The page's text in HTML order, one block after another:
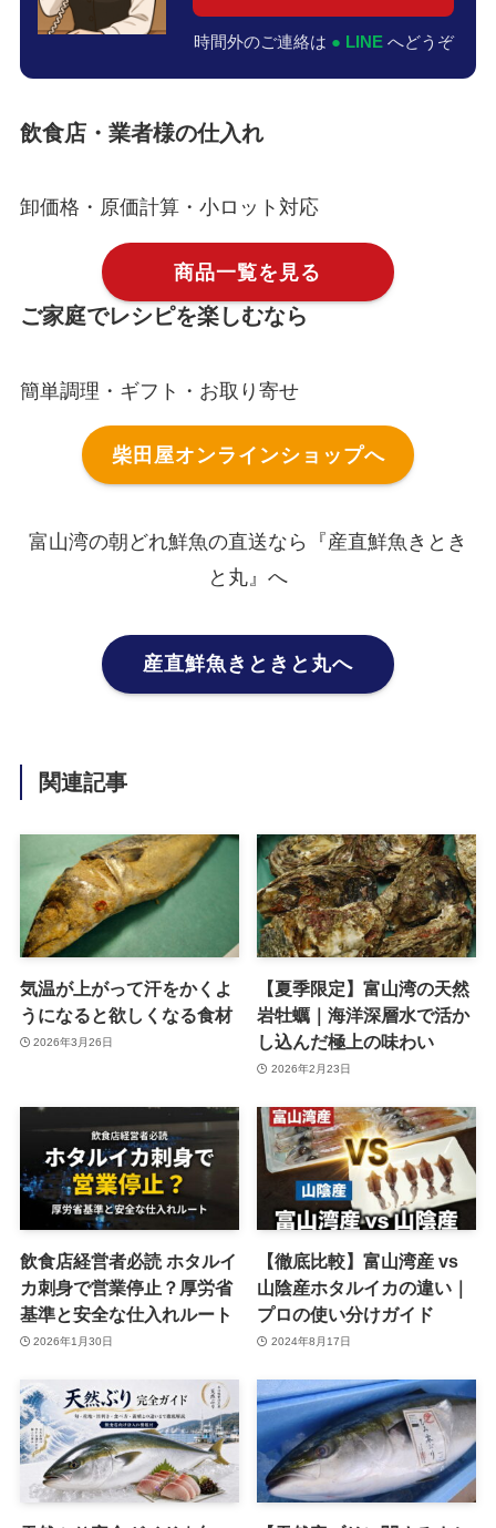
時間外のご連絡は ● LINE へどうぞ
飲食店・業者様の仕入れ
卸価格・原価計算・小ロット対応
商品一覧を見る
ご家庭でレシピを楽しむなら
簡単調理・ギフト・お取り寄せ
柴田屋オンラインショップへ
富山湾の朝どれ鮮魚の直送なら『産直鮮魚きとき
と丸』へ
産直鮮魚きときと丸へ
関連記事
気温が上がって汗をかくよ
うになると欲しくなる食材
2026年3月26日
【夏季限定】富山湾の天然
岩牡蠣｜海洋深層水で活か
し込んだ極上の味わい
2026年2月23日
飲食店経営者必読 ホタルイ
カ刺身で営業停止？厚労省
基準と安全な仕入れルート
2026年1月30日
【徹底比較】富山湾産 vs
山陰産ホタルイカの違い｜
プロの使い分けガイド
2024年8月17日